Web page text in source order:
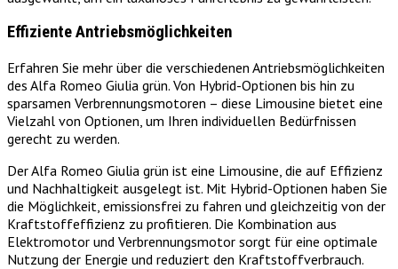
Effiziente Antriebsmöglichkeiten
Erfahren Sie mehr über die verschiedenen Antriebsmöglichkeiten
des Alfa Romeo Giulia grün. Von Hybrid-Optionen bis hin zu
sparsamen Verbrennungsmotoren – diese Limousine bietet eine
Vielzahl von Optionen, um Ihren individuellen Bedürfnissen
gerecht zu werden.
Der Alfa Romeo Giulia grün ist eine Limousine, die auf Effizienz
und Nachhaltigkeit ausgelegt ist. Mit Hybrid-Optionen haben Sie
die Möglichkeit, emissionsfrei zu fahren und gleichzeitig von der
Kraftstoffeffizienz zu profitieren. Die Kombination aus
Elektromotor und Verbrennungsmotor sorgt für eine optimale
Nutzung der Energie und reduziert den Kraftstoffverbrauch.